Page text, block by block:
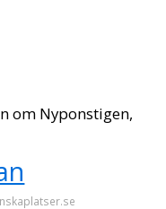
om Nyponstigen,